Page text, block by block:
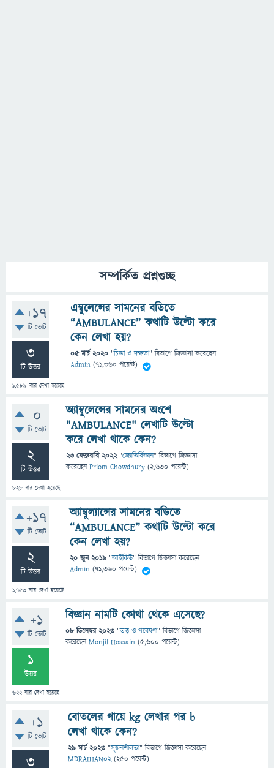
সম্পর্কিত প্রশ্নগুচ্ছ
+17
টি ভোট
3
টি উত্তর
1,589 বার দেখা হয়েছে
এম্বুলেন্সের সামনের বডিতে
“AMBULANCE” কথাটি উল্টো করে
কেন লেখা হয়?
05 মার্চ 2020 "চিন্তা ও দক্ষতা" বিভাগে জিজ্ঞাসাকরেছেন
Admin (71,360 পয়েন্ট)
0
টি ভোট
2
টি উত্তর
828 বার দেখা হয়েছে
অ্যাম্বুলেন্সের সামনের অংশে
"AMBULANCE" লেখাটি উল্টো
করে লেখা থাকে কেন?
23 ফেব্রুয়ারি 2022 "জ্যোতির্বিজ্ঞান" বিভাগে জিজ্ঞাসা
করেছেনPriom Chowdhury (2,630 পয়েন্ট)
+17
টি ভোট
2
টি উত্তর
1,753 বার দেখা হয়েছে
অ্যাম্বুল্যান্সের সামনের বডিতে
“AMBULANCE” কথাটি উল্টো করে
কেন লেখা হয়?
20 জুন 2019 "আইকিউ" বিভাগে জিজ্ঞাসাকরেছেন
Admin (71,360 পয়েন্ট)
+1
টি ভোট
1
উত্তর
622বার দেখা হয়েছে
বিজ্ঞান নামটি কোথা থেকে এসেছে?
08 ডিসেম্বর 2023 "তত্ত্ব ও গবেষণা" বিভাগে জিজ্ঞাসা
করেছেনMonjil Hossain (5,600 পয়েন্ট)
+1
টি ভোট
3
বোতলের গায়ে kg লেখার পর b
লেখা থাকে কেন?
29 মার্চ 2023 "সৃজনশীলতা" বিভাগে জিজ্ঞাসাকরেছেন
MDRAIHAN02 (250 পয়েন্ট)